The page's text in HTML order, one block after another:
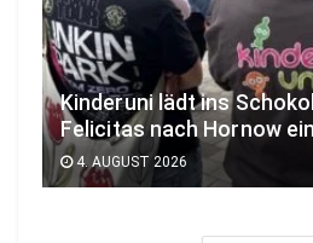
Kinderuni lädt ins
Felicitas nach Hornow ein
4. AUGUST 2026